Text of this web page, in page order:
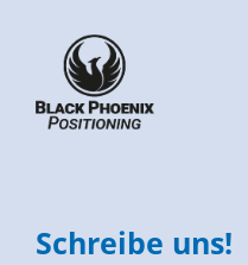
Schreibe uns!